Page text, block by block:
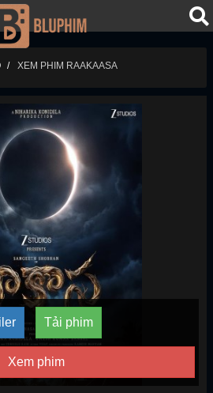
XEM PHIM RAAKAASA
Tải phim
Xem phim